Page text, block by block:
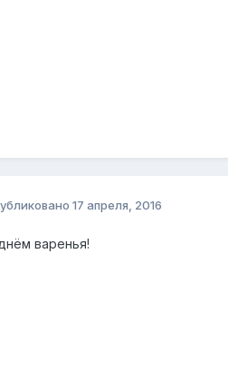
17 апреля, 2016
варенья!